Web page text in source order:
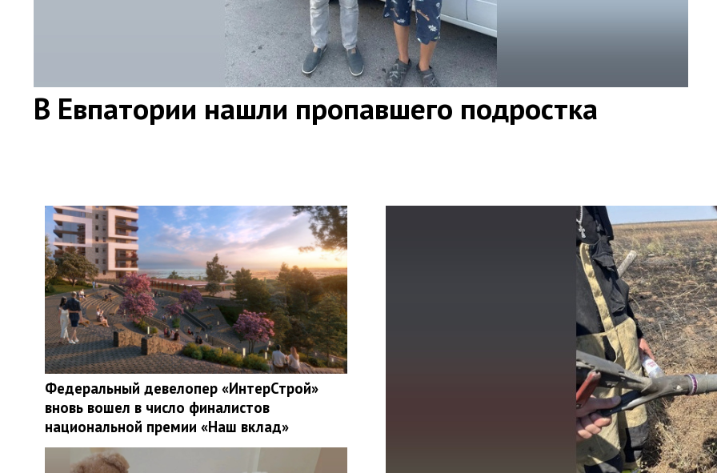
В Евпатории нашли пропавшего подростка
Федеральный девелопер «ИнтерСтрой»
вновь вошел в число финалистов
национальной премии «Наш вклад»